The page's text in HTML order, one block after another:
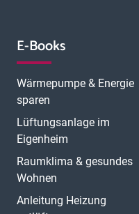
E-Books
Wärmepumpe & Energie
sparen
Lüftungsanlage im
Eigenheim
Raumklima & gesundes
Wohnen
Anleitung Heizung